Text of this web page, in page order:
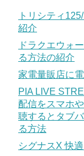
トリシティ
紹介
ドラクエウォ
る方法の紹介
家電量販店に
PIA LIVE
配信をスマホ
聴するとタブ
る方法
シグナスX 快